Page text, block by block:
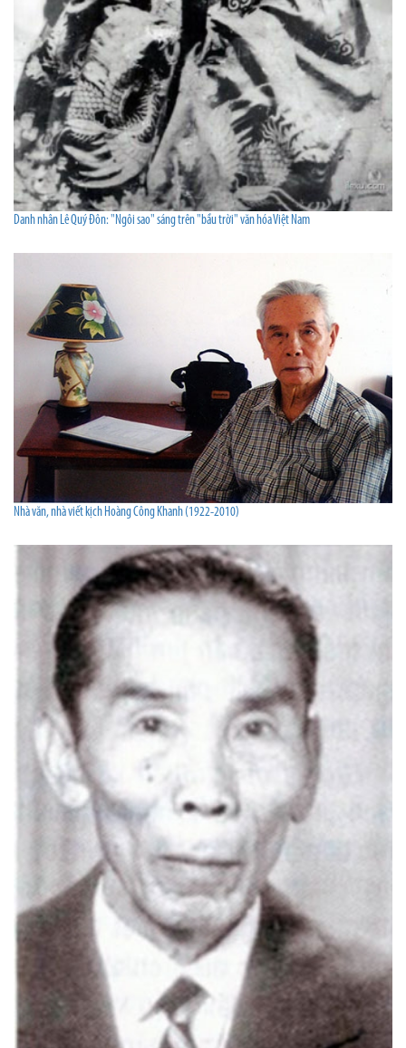
Danh nhân Lê Quý Đôn: "Ngôi sao" sáng trên "bầu trời" văn hóa Việt Nam
Nhà văn, nhà viết kịch Hoàng Công Khanh (1922-2010)